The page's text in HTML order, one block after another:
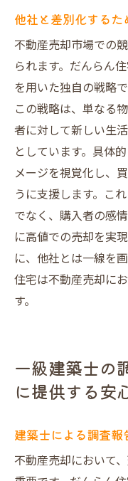
他社と差別化する
不動産売却市場での
られます。だんらん
を用いた独自の戦略
この戦略は、単なる
者に対して新しい生
としています。具体
メージを視覚化し、
うに支援します。こ
でなく、購入者の感
に高値での売却を実
に、他社とは一線を
住宅は不動産売却に
す。
一級建築士の
に提供する安
建築士による調査
不動産売却において